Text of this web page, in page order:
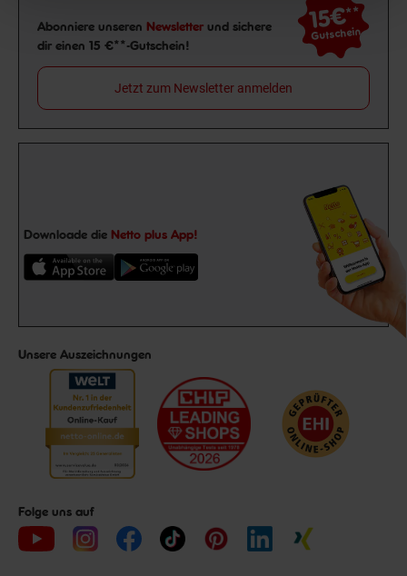
Newsletter Anmeldung
Abonniere unseren Newsletter und sichere
dir einen 15 €**-Gutschein!
15€**
Gutschein
Jetzt zum Newsletter anmelden
Downloade die Netto plus App!
Unsere Auszeichnungen
Folge uns auf